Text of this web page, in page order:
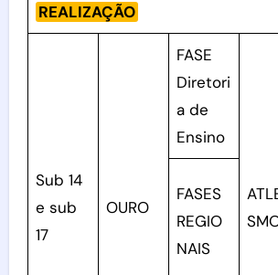
REALIZAÇÃO
Sub 14
e sub
17
OURO
FASE
Diretori
a de
Ensino
FASES
REGIO
NAIS